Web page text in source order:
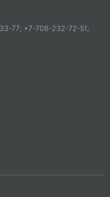
77; +7-708-232-72-51;